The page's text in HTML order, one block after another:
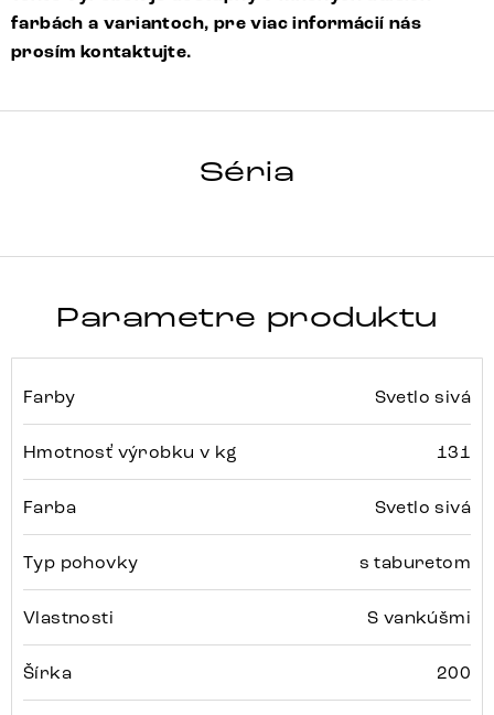
farbách a variantoch, pre viac informácií nás
prosím kontaktujte.
Séria
Parametre produktu
Farby Svetlo sivá
Hmotnosť výrobku v kg 131
Farba Svetlo sivá
Typ pohovky s taburetom
Vlastnosti S vankúšmi
Šírka 200